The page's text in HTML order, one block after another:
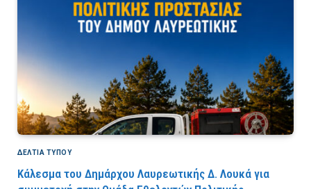
ΔΕΛΤΙΑ ΤΥΠΟΥ
Κάλεσμα του Δημάρχου Λαυρεωτικής Δ. Λουκά για